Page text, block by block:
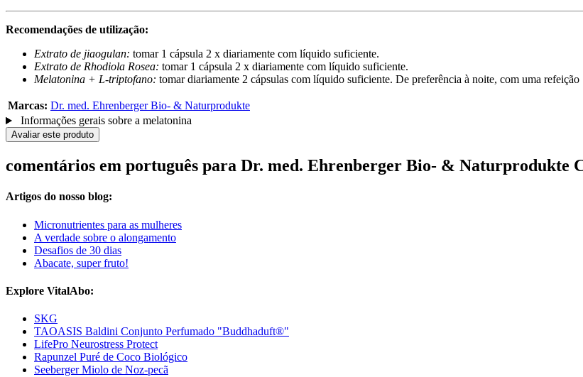
Recomendações de utilização:
Extrato de jiaogulan: tomar 1 cápsula 2 x diariamente com líquido suficiente.
Extrato de Rhodiola Rosea: tomar 1 cápsula 2 x diariamente com líquido suficiente.
Melatonina + L-triptofano: tomar diariamente 2 cápsulas com líquido suficiente. De preferência à noite, com uma refeição
Marcas: Dr. med. Ehrenberger Bio- & Naturprodukte
Informações gerais sobre a melatonina
Avaliar este produto
comentários em português para Dr. med. Ehrenberger Bio- & Naturprodukte
Artigos do nosso blog:
Micronutrientes para as mulheres
A verdade sobre o alongamento
Desafios de 30 dias
Abacate, super fruto!
Explore VitalAbo:
SKG
TAOASIS Baldini Conjunto Perfumado "Buddhaduft®"
LifePro Neurostress Protect
Rapunzel Puré de Coco Biológico
Seeberger Miolo de Noz-pecã